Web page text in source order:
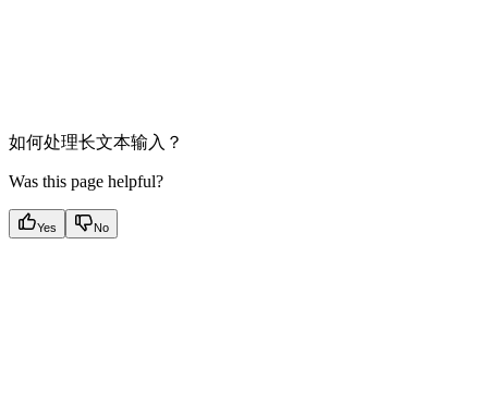
如何处理长文本输入？
Was this page helpful?
Yes No